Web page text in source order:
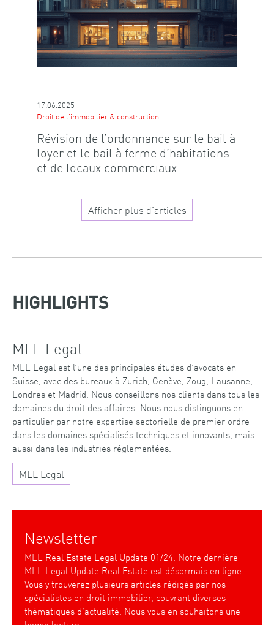
17.06.2025
Droit de l'immobilier & construction
Révision de l’ordonnance sur le bail à
loyer et le bail à ferme d’habitations
et de locaux commerciaux
Afficher plus d’articles
HIGHLIGHTS
MLL Legal
MLL Legal est l’une des principales études d’avocats en
Suisse, avec des bureaux à Zurich, Genève, Zoug, Lausanne,
Londres et Madrid. Nous conseillons nos clients dans tous les
domaines du droit des affaires. Nous nous distinguons en
particulier par notre expertise sectorielle de premier ordre
dans les domaines spécialisés techniques et innovants, mais
aussi dans les industries réglementées.
MLL Legal
Newsletter
MLL Real Estate Legal Update 01/24. Notre dernière
MLL Legal Update Real Estate est désormais en ligne.
Vous y trouverez plusieurs articles rédigés par nos
spécialistes en droit immobilier, couvrant diverses
thématiques d’actualité. Nous vous en souhaitons une